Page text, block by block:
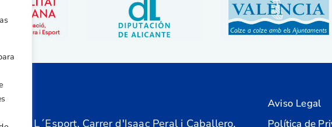
de L´Esport, Carrer d'Isaac Peral i Caballero,
Aviso Legal
Política de